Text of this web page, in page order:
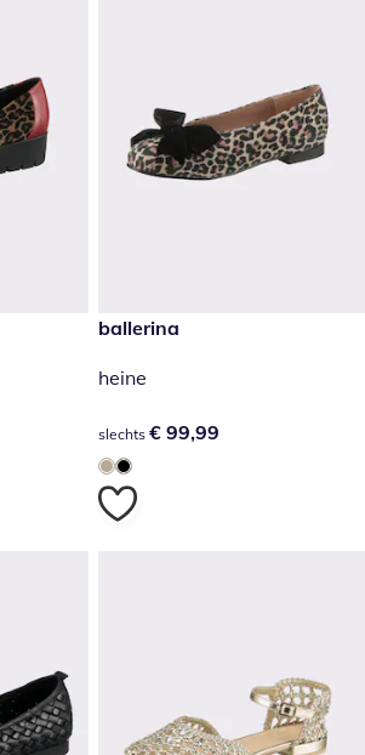
€ 99,99
ballerina
heine
€ 99,99
slechts € 99,99